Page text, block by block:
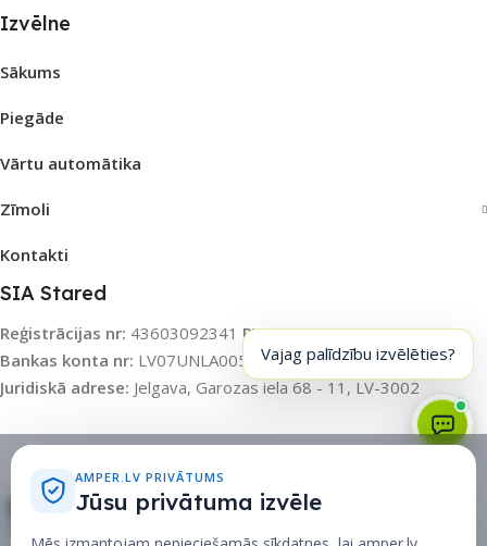
Izvēlne
Sākums
Piegāde
Vārtu automātika
Zīmoli
Kontakti
SIA Stared
Reģistrācijas nr: 43603092341 PVN nr:LV43603092341
Bankas konta nr: LV07UNLA0055003115031Banka:SEB AS
Juridiskā adrese: Jelgava, Garozas iela 68 - 11, LV-3002
Vajag palīdzību izvēlēties?
AMPER.LV PRIVĀTUMS
Jūsu privātuma izvēle